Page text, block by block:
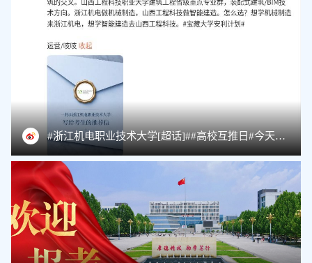
#浙江机电职业技术大学[超话]##高校互推日#今天推荐一个搞建筑的——@山西工程科技职业大学官方微博 。